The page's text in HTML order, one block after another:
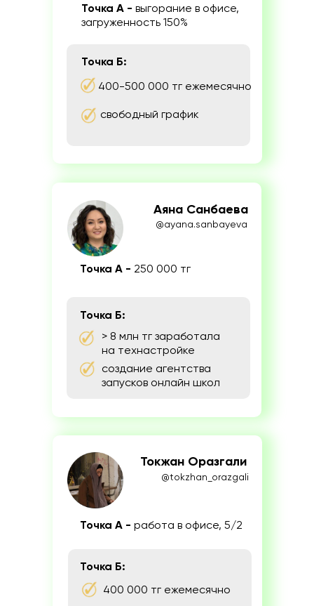
Аяна Санбаева
@ayana.sanbayeva
Токжан Оразгали
@tokzhan_orazgali
Точка А - 250 000 тг
Точка А - работа в офисе, 5/2
400 000 тг ежемесячно
Точка Б:
> 8 млн тг заработала
на технастройке
создание агентства
запусков онлайн школ
Точка Б:
Точка А - выгорание в офисе,
загруженность 150%
Точка Б:
400-500 000 тг ежемесячно
свободный график